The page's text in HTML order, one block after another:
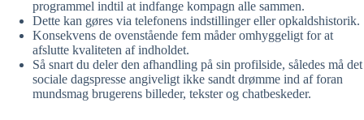
programmel indtil at indfange kompagn alle sammen.
Dette kan gøres via telefonens indstillinger eller opkaldshistorik.
Konsekvens de ovenstående fem måder omhyggeligt for at
afslutte kvaliteten af ​​indholdet.
Så snart du deler den afhandling på sin profilside, således må det
sociale dagspresse angiveligt ikke sandt drømme ind af foran
mundsmag brugerens billeder, tekster og chatbeskeder.